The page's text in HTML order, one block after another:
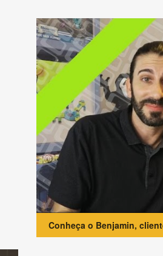
Conheça o Benjamin,